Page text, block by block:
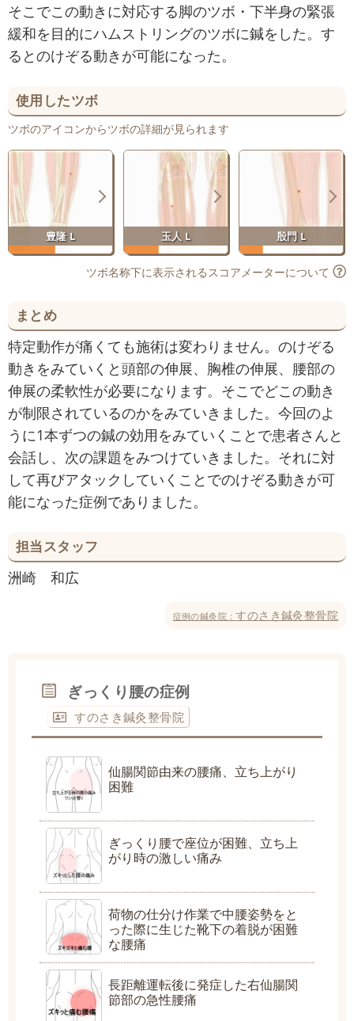
そこでこの動きに対応する脚のツボ・下半身の緊張
緩和を目的にハムストリングのツボに鍼をした。す
るとのけぞる動きが可能になった。
使用したツボ
ツボのアイコンからツボの詳細が見られます
豊隆 L 玉人 L 殷門 L
ツボ名称下に表示されるスコアメーターについて
まとめ
特定動作が痛くても施術は変わりません。のけぞる
動きをみていくと頭部の伸展、胸椎の伸展、腰部の
伸展の柔軟性が必要になります。そこでどこの動き
が制限されているのかをみていきました。今回のよ
うに1本ずつの鍼の効用をみていくことで患者さんと
会話し、次の課題をみつけていきました。それに対
して再びアタックしていくことでのけぞる動きが可
能になった症例でありました。
担当スタッフ
洲崎 和広
症例の鍼灸院：すのさき鍼灸整骨院
ぎっくり腰の症例
すのさき鍼灸整骨院
仙腸関節由来の腰痛、立ち上がり
困難
ぎっくり腰で座位が困難、立ち上
がり時の激しい痛み
荷物の仕分け作業で中腰姿勢をと
った際に生じた靴下の着脱が困難
な腰痛
長距離運転後に発症した右仙腸関
節部の急性腰痛